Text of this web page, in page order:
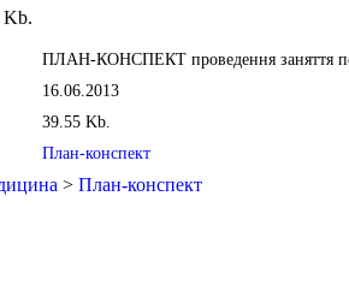
Kb.
ПЛАН-КОНСПЕКТ проведення заняття по
16.06.2013
39.55 Kb.
План-конспект
> План-конспект